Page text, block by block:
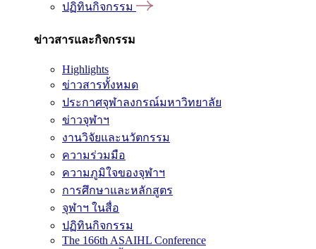
ปฏิทินกิจกรรม
ข่าวสารและกิจกรรม
Highlights
ข่าวสารทั้งหมด
ประกาศจุฬาลงกรณ์มหาวิทยาลัย
ข่าวจุฬาฯ
งานวิจัยและนวัตกรรม
ความร่วมมือ
ความภูมิใจของจุฬาฯ
การศึกษาและหลักสูตร
จุฬาฯ ในสื่อ
ปฏิทินกิจกรรม
The 166th ASAIHL Conference